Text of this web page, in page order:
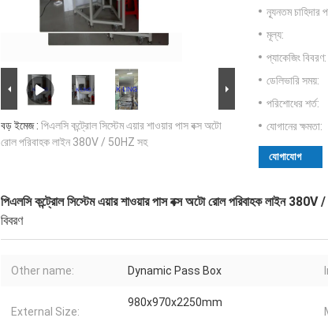
বড় ইমেজ : পিএলসি কন্ট্রোল সিস্টেম এয়ার শাওয়ার পাস বক্স অটো
রোল পরিবাহক লাইন 380V / 50HZ সহ
ন্যূনতম চাহিদার
মূল্য:
প্যাকেজিং বিবরণ:
ডেলিভারি সময়:
পরিশোধের শর্ত:
যোগানের ক্ষমতা:
যোগাযোগ
পিএলসি কন্ট্রোল সিস্টেম এয়ার শাওয়ার পাস বক্স অটো রোল পরিবাহক লাইন
বিবরণ
Other name: Dynamic Pass Box
External Size:
980x970x2250mm